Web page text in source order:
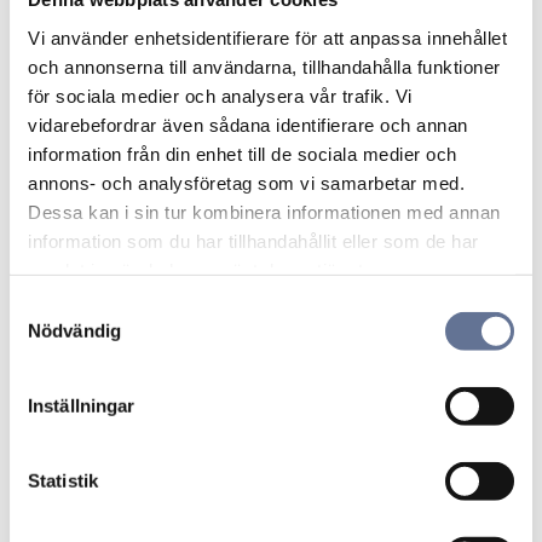
Vi använder enhetsidentifierare för att anpassa innehållet
och annonserna till användarna, tillhandahålla funktioner
för sociala medier och analysera vår trafik. Vi
vidarebefordrar även sådana identifierare och annan
information från din enhet till de sociala medier och
annons- och analysföretag som vi samarbetar med.
Dessa kan i sin tur kombinera informationen med annan
information som du har tillhandahållit eller som de har
Nödvändig
Inställningar
Statistik
Camebrosch/hänge
13 130
Lägg till i favoriter
Manschettknappar
Lägg